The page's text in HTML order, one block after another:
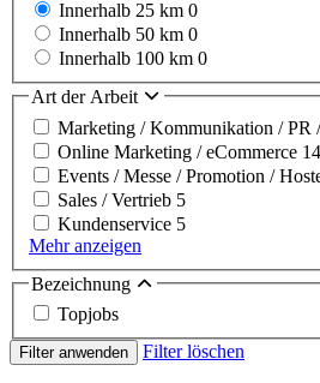
Innerhalb 25 km 0
Innerhalb 50 km 0
Innerhalb 100 km 0
Art der Arbeit
Marketing / Kommunikation / PR
Online Marketing / eCommerce 14
Events / Messe / Promotion /
Sales / Vertrieb 5
Kundenservice 5
Mehr anzeigen
Bezeichnung
Topjobs
Filter anwenden Filter löschen